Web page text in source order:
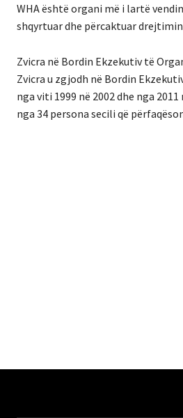
WHA është organi më i lartë
shqyrtuar dhe përcaktuar
Zvicra në Bordin Ekzekutiv të
Zvicra u zgjodh në Bordin
nga viti 1999 në 2002 dhe nga
nga 34 persona secili që